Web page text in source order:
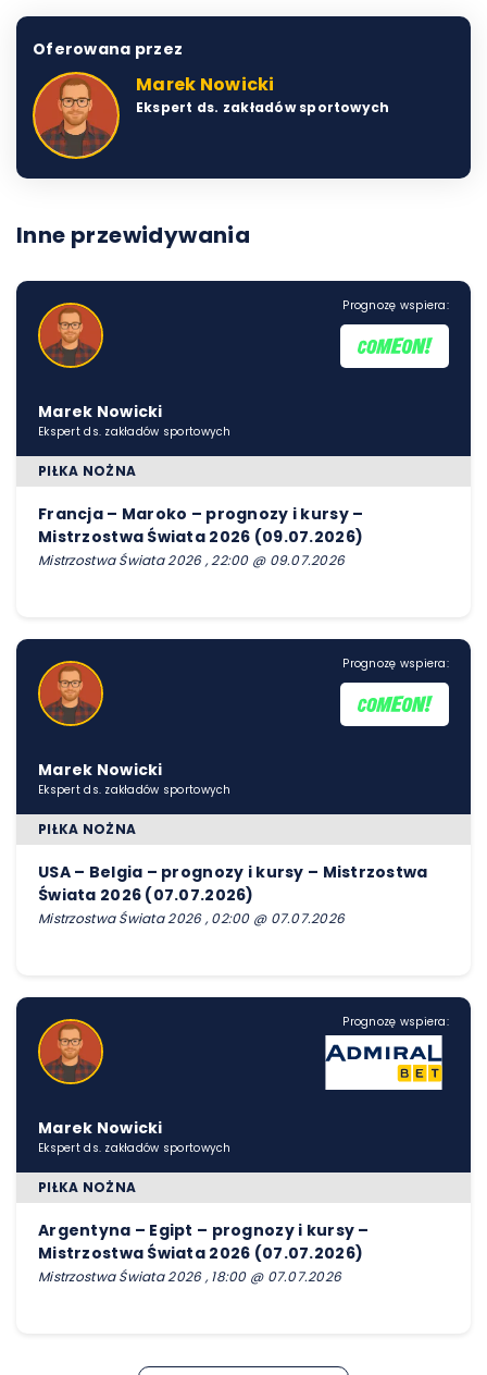
Oferowana przez
Marek Nowicki
Ekspert ds. zakładów sportowych
Inne przewidywania
Prognozę wspiera:
Marek Nowicki
Ekspert ds. zakładów sportowych
PIŁKA NOŻNA
Francja – Maroko – prognozy i kursy –
Mistrzostwa Świata 2026 (09.07.2026)
Mistrzostwa Świata 2026 , 22:00 @ 09.07.2026
Prognozę wspiera:
Marek Nowicki
Ekspert ds. zakładów sportowych
PIŁKA NOŻNA
USA – Belgia – prognozy i kursy – Mistrzostwa
Świata 2026 (07.07.2026)
Mistrzostwa Świata 2026 , 02:00 @ 07.07.2026
Prognozę wspiera:
Marek Nowicki
Ekspert ds. zakładów sportowych
PIŁKA NOŻNA
Argentyna – Egipt – prognozy i kursy –
Mistrzostwa Świata 2026 (07.07.2026)
Mistrzostwa Świata 2026 , 18:00 @ 07.07.2026